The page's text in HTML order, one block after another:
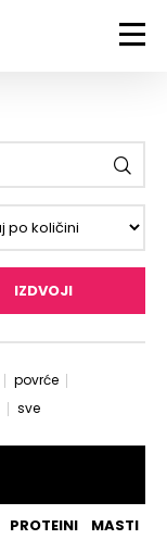
IZDVOJI
povrće
sve
PROTEINI MASTI